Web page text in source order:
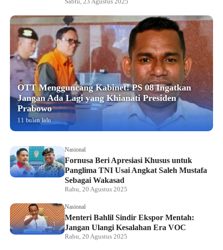
OTT Mengguncang Kabinet! PS 08 Ingatkan
Jangan Ada Lagi yang Khianati Presiden
Prabowo
11 bulan lalu
Nasional
Fornusa Beri Apresiasi Khusus untuk
Panglima TNI Usai Angkat Saleh Mustafa
Sebagai Wakasad
Rabu, 20 Agustus 2025
Nasional
Menteri Bahlil Sindir Ekspor Mentah:
Jangan Ulangi Kesalahan Era VOC
Rabu, 20 Agustus 2025